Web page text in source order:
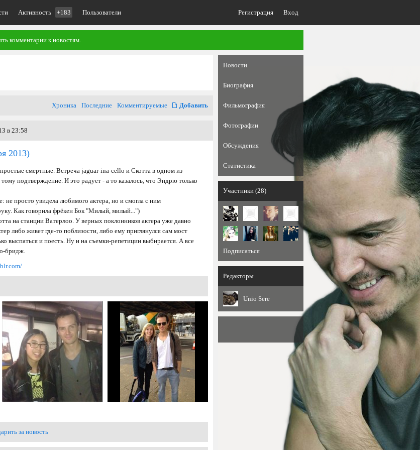
Активность +183 Пользователи Регистрация Вход
комментарии к новостям.
Хроника Последние Комментируемые Добавить
в 23:58
2013)
смертные. Встреча jaguar-ina-cello и Скотта в одном из
подтверждение. И это радует - а то казалось, что Эндрю только
не просто увидела любимого актера, но и смогла с ним
Как говорила фрёкен Бок "Милый, милый...")
на станции Ватерлоо. У верных поклонников актера уже давно
либо живет где-то поблизости, либо ему приглянулся сам мост
выспаться и поесть. Ну и на съемки-репетиции выбирается. А все
бридж.
за новость
Новости
Биография
Фильмография
Фотографии
Обсуждения
Статистика
Участники (28)
Подписаться
Редакторы
Unio Sere